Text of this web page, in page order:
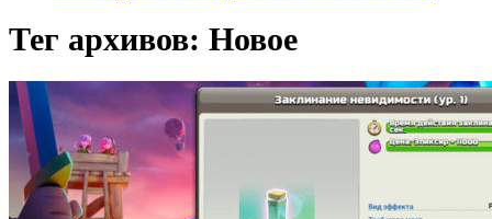
Тег архивов: Новое